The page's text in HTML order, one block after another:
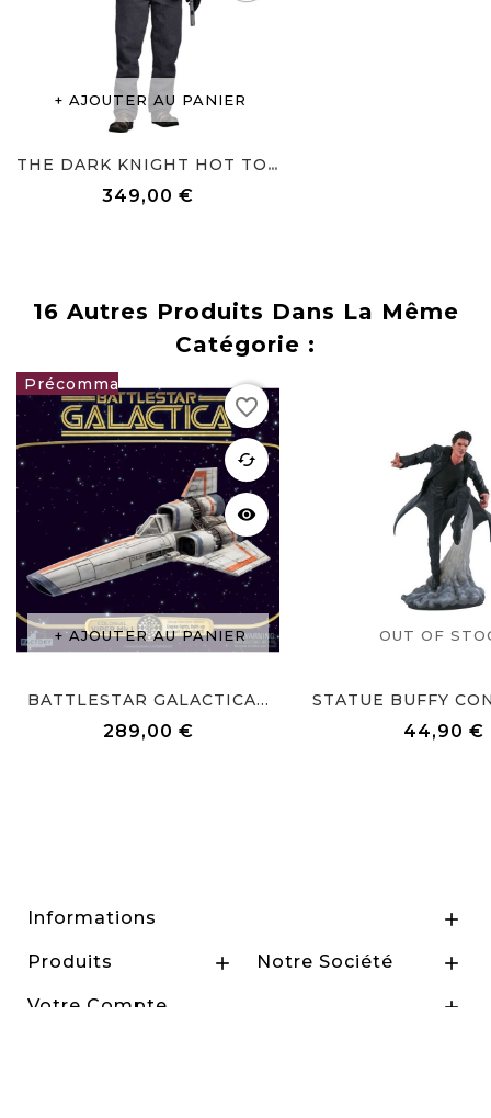
AJOUTER AU PANIER
THE DARK KNIGHT HOT TOYS...
349,00 €
16 Autres Produits Dans La Même
Catégorie :
289,00 €
AJOUTER AU PANIER
favorite
cached
visibility
BATTLESTAR GALACTICA...
289,00 €
favorite_border
OUT OF
44,90 €
Informations 
Produits  Notre Société 
Votre Compte 